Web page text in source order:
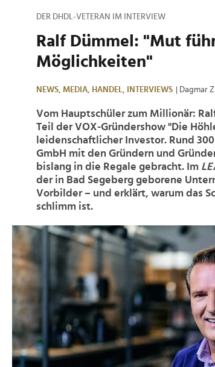
DER DHDL-VETERAN IM INTERVIEW
Ralf Dümmel: "Mut
Möglichkeiten"
NEWS, MEDIA, HANDEL, INTERVIEWS | Dagmar
Vom Hauptschüler zum Millionär:
Teil der VOX-Gründershow "Die
leidenschaftlicher Investor. Rund
GmbH mit den Gründern und
bislang in die Regale gebracht. Im
der in Bad Segeberg geborene
Vorbilder – und erklärt, warum das
schlimm ist.
>